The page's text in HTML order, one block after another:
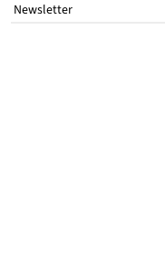
Newsletter